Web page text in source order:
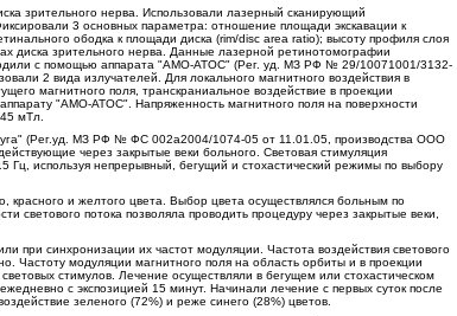
зрительного нерва. Использовали лазерный сканирующий
3 основных параметра: отношение площади экскавации к
ободка к площади диска (rim/disc area ratio); высоту профиля слоя
диска зрительного нерва. Данные лазерной ретинотомографии
с помощью аппарата "АМО-АТОС" (Рег. уд. МЗ РФ № 29/10071001/3132-
2 вида излучателей. Для локального магнитного воздействия в
магнитного поля, транскраниальное воздействие в проекции
"АМО-АТОС". Напряженность магнитного поля на поверхности
мТл.
(Рег.уд. МЗ РФ № ФС 002а2004/1074-05 от 11.01.05, производства ООО
через закрытые веки больного. Световая стимуляция
Гц, используя непрерывный, бегущий и стохастический режимы по выбору
красного и желтого цвета. Выбор цвета осуществлялся больным по
светового потока позволяла проводить процедуру через закрытые веки,
при синхронизации их частот модуляции. Частота воздействия светового
Частоту модуляции магнитного поля на область орбиты и в проекции
стимулов. Лечение осуществляли в бегущем или стохастическом
с экспозицией 15 минут. Начинали лечение с первых суток после
зеленого (72%) и реже синего (28%) цветов.